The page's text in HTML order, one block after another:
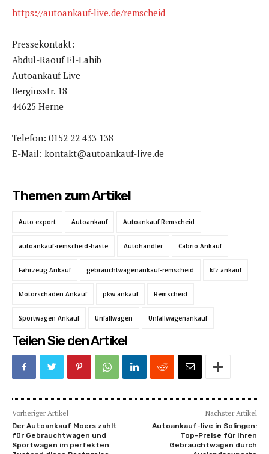
https://autoankauf-live.de/remscheid
Pressekontakt:
Abdul-Raouf El-Lahib
Autoankauf Live
Bergiusstr. 18
44625 Herne
Telefon: 0152 22 433 138
E-Mail: kontakt@autoankauf-live.de
Themen zum Artikel
Auto export Autoankauf Autoankauf Remscheid
autoankauf-remscheid-haste Autohändler Cabrio Ankauf
Fahrzeug Ankauf gebrauchtwagenankauf-remscheid kfz ankauf
Motorschaden Ankauf pkw ankauf Remscheid
Sportwagen Ankauf Unfallwagen Unfallwagenankauf
Teilen Sie den Artikel
Vorheriger Artikel
Der Autoankauf Moers zahlt
für Gebrauchtwagen und
Sportwagen im perfekten
Nächster Artikel
Autoankauf-live in Solingen:
Top-Preise für Ihren
Gebrauchtwagen durch